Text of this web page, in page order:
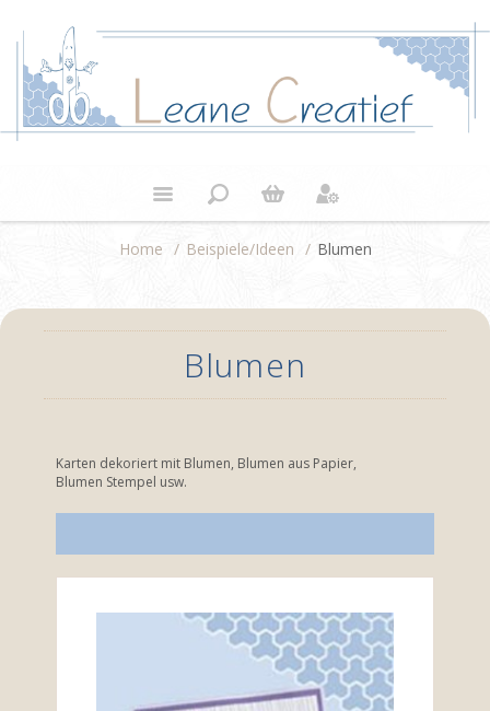
Home / Beispiele/Ideen / Blumen
Blumen
Karten dekoriert mit Blumen, Blumen aus Papier,
Blumen Stempel usw.